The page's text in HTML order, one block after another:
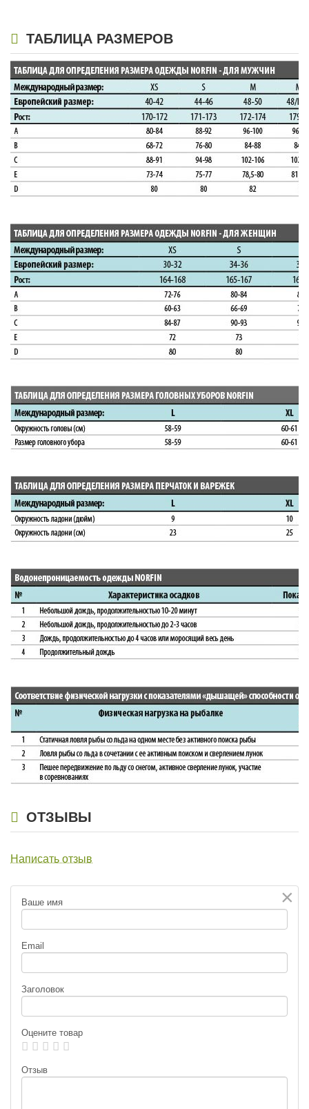
ТАБЛИЦА РАЗМЕРОВ
ОТЗЫВЫ
Написать отзыв
×
Ваше имя
Email
Заголовок
Оцените товар
Отзыв